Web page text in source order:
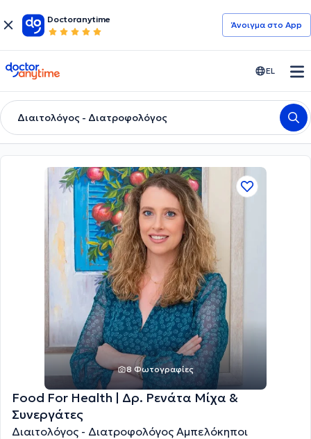
Doctoranytime
Άνοιγμα στο App
doctoranytime EL
Διαιτολόγος - Διατροφολόγος
8 Φωτογραφίες
Food For Health | Δρ. Ρενάτα Μίχα &
Συνεργάτες
Διαιτολόγος - Διατροφολόγος Αμπελόκηποι